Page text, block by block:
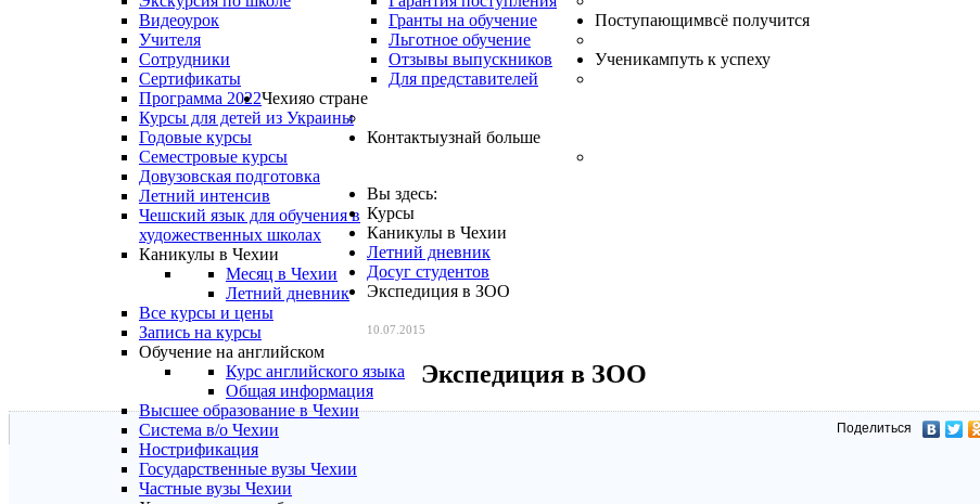
Видеоурок
Учителя
Сотрудники
Сертификаты
Гранты на обучение
Льготное обучение
Отзывы выпускников
Для представителей
Программа 2022
Курсы для детей из Украины
Годовые курсы
Семестровые курсы
Довузовская подготовка
Летний интенсив
Чешский язык для обучения в
художественных школах
Каникулы в Чехии
Месяц в Чехии
Летний дневник
Все курсы и цены
Запись на курсы
Обучение на английском
Курс английского языка
Общая информация
Высшее образование в Чехии
Система в/о Чехии
Нострификация
Государственные вузы Чехии
Частные вузы Чехии
Поступающимвсё получится
Ученикампуть к успеху
Чехияо стране
Контактыузнай больше
Вы здесь:
Курсы
Каникулы в Чехии
Летний дневник
Досуг студентов
Экспедиция в ЗОО
10.07.2015
Экспедиция в ЗОО
Поделиться